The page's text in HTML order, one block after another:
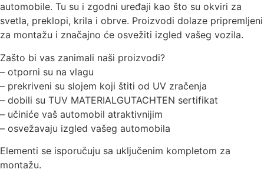
automobile. Tu su i zgodni uređaji kao što su okviri za
svetla, preklopi, krila i obrve. Proizvodi dolaze pripremljeni
za montažu i značajno će osvežiti izgled vašeg vozila.
Zašto bi vas zanimali naši proizvodi?
– otporni su na vlagu
– prekriveni su slojem koji štiti od UV zračenja
– dobili su TUV MATERIALGUTACHTEN sertifikat
– učiniće vaš automobil atraktivnijim
– osvežavaju izgled vašeg automobila
Elementi se isporučuju sa uključenim kompletom za
montažu.